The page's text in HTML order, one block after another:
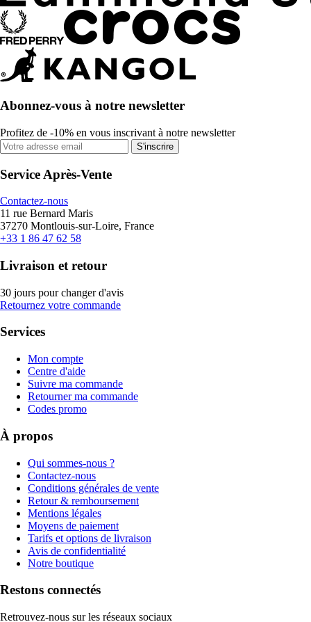
Abonnez-vous à notre newsletter
Profitez de -10% en vous inscrivant à notre newsletter
S'inscrire
Service Après-Vente
Contactez-nous
11 rue Bernard Maris
37270 Montlouis-sur-Loire, France
+33 1 86 47 62 58
Livraison et retour
30 jours pour changer d'avis
Retournez votre commande
Services
Mon compte
Centre d'aide
Suivre ma commande
Retourner ma commande
Codes promo
À propos
Qui sommes-nous ?
Contactez-nous
Conditions générales de vente
Retour & remboursement
Mentions légales
Moyens de paiement
Tarifs et options de livraison
Avis de confidentialité
Notre boutique
Restons connectés
Retrouvez-nous sur les réseaux sociaux